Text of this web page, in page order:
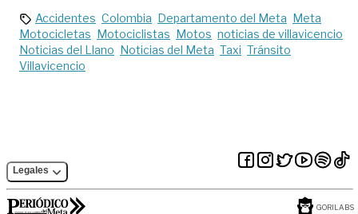
Accidentes Colombia Departamento del Meta Meta
Motocicletas Motociclistas Motos noticias de villavicencio
Noticias del Llano Noticias del Meta Taxi Tránsito
Villavicencio
Legales
GORILABS